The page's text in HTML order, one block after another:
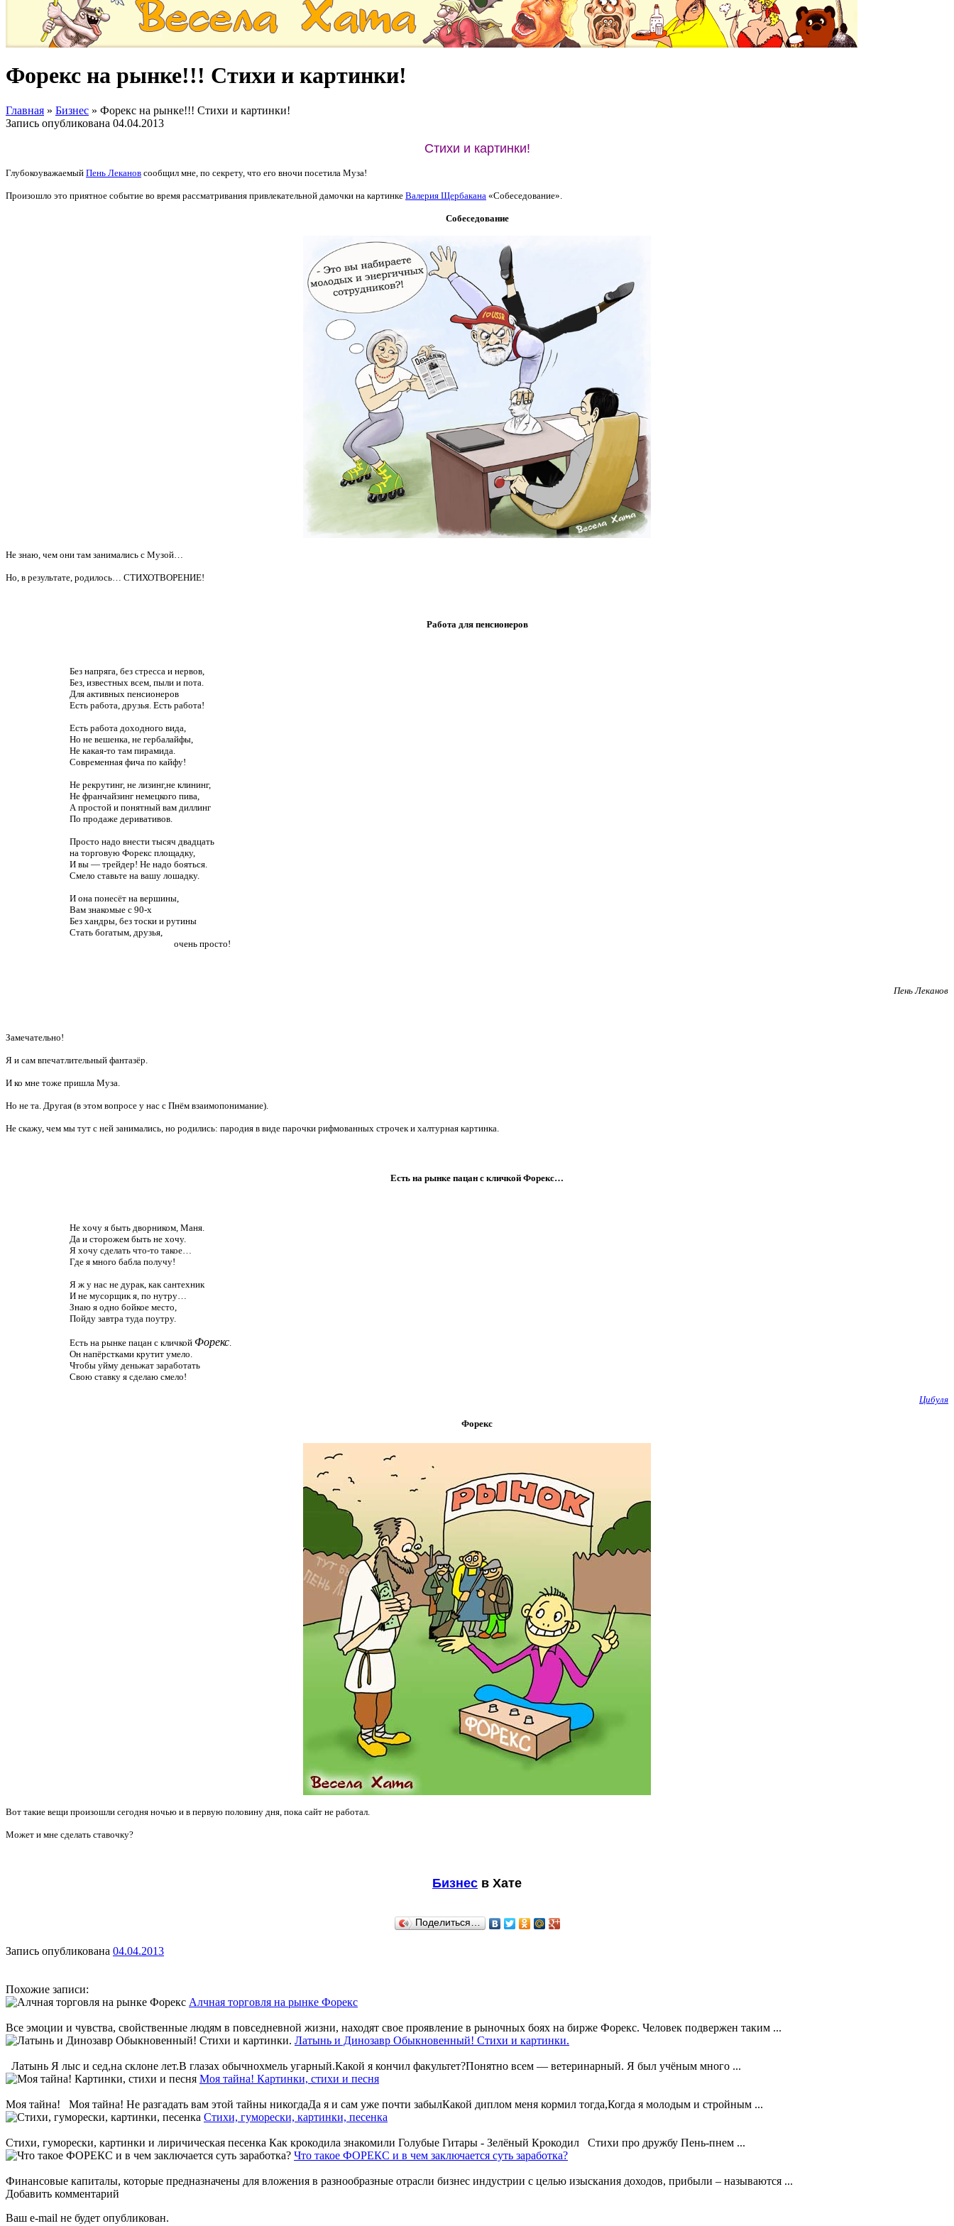
Форекс на рынке!!! Стихи и картинки!
Главная » Бизнес » Форекс на рынке!!! Стихи и картинки!
Запись опубликована 04.04.2013
Стихи и картинки!
Глубокоуважаемый Пень Леканов сообщил мне, по секрету, что его вночи посетила Муза!
Произошло это приятное событие во время рассматривания привлекательной дамочки на картинке Валерия Щербакана «Собеседование».
Собеседование
Не знаю, чем они там занимались с Музой…
Но, в результате, родилось… СТИХОТВОРЕНИЕ!
Работа для пенсионеров
Без напряга, без стресса и нервов,
Без, известных всем, пыли и пота.
Для активных пенсионеров
Есть работа, друзья. Есть работа!
Есть работа доходного вида,
Но не вешенка, не гербалайфы,
Не какая-то там пирамида.
Современная фича по кайфу!
Не рекрутинг, не лизинг,не клининг,
Не франчайзинг немецкого пива,
А простой и понятный вам диллинг
По продаже деривативов.
Просто надо внести тысяч двадцать
на торговую Форекс площадку,
И вы — трейдер! Не надо бояться.
Смело ставьте на вашу лошадку.
И она понесёт на вершины,
Вам знакомые с 90-х
Без хандры, без тоски и рутины
Стать богатым, друзья,
очень просто!
Пень Леканов
Замечательно!
Я и сам впечатлительный фантазёр.
И ко мне тоже пришла Муза.
Но не та. Другая (в этом вопросе у нас с Пнём взаимопонимание).
Не скажу, чем мы тут с ней занимались, но родились: пародия в виде парочки рифмованных строчек и халтурная картинка.
Есть на рынке пацан с кличкой Форекс…
Не хочу я быть дворником, Маня.
Да и сторожем быть не хочу.
Я хочу сделать что-то такое…
Где я много бабла получу!
Я ж у нас не дурак, как сантехник
И не мусорщик я, по нутру…
Знаю я одно бойкое место,
Пойду завтра туда поутру.
Есть на рынке пацан с кличкой Форекс
Он напёрстками крутит умело.
Чтобы уйму деньжат заработать
Свою ставку я сделаю смело!
Цибуля
Форекс
Вот такие вещи произошли сегодня ночью и в первую половину дня, пока сайт не работал.
Может и мне сделать ставочку?
Бизнес в Хате
Поделиться…
Запись опубликована 04.04.2013
Похожие записи:
Алчная торговля на рынке Форекс
Все эмоции и чувства, свойственные людям в повседневной жизни, находят свое проявление в рыночных боях на бирже Форекс. Человек подвержен таким ...
Латынь и Динозавр Обыкновенный! Стихи и картинки.
Латынь Я лыс и сед,на склоне лет.В глазах обычнохмель угарный.Какой я кончил факультет?Понятно всем — ветеринарный. Я был учёным много ...
Моя тайна! Картинки, стихи и песня
Моя тайна! Моя тайна! Не разгадать вам этой тайны никогдаДа я и сам уже почти забылКакой диплом меня кормил тогда,Когда я молодым и стройным ...
Стихи, гуморески, картинки, песенка
Стихи, гуморески, картинки и лиричическая песенка Как крокодила знакомили Голубые Гитары - Зелёный Крокодил Cтихи про дружбу Пень-пнем ...
Что такое ФОРЕКС и в чем заключается суть заработка?
Финансовые капиталы, которые предназначены для вложения в разнообразные отрасли бизнес индустрии с целью изыскания доходов, прибыли – называются ...
Добавить комментарий
Ваш e-mail не будет опубликован.